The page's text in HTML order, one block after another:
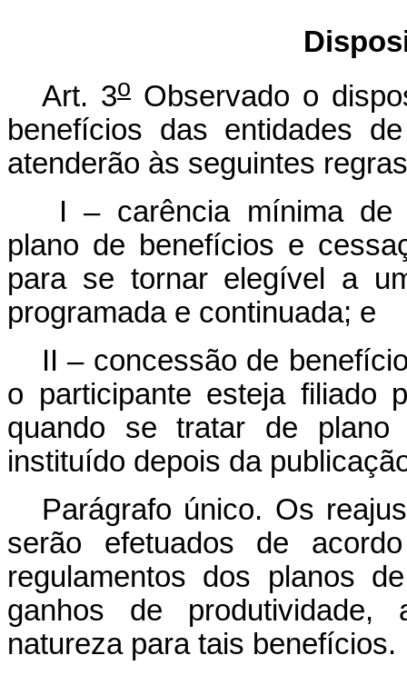
Art. 3o Observado o
benefícios das entidades
atenderão às seguintes
I – carência mínima de
plano de benefícios e
para se tornar elegível a
programada e continuada; e
II – concessão de
o participante esteja filiado
quando se tratar de plano
instituído depois da
Parágrafo único. Os
serão efetuados de
regulamentos dos planos
ganhos de
natureza para tais benefícios.